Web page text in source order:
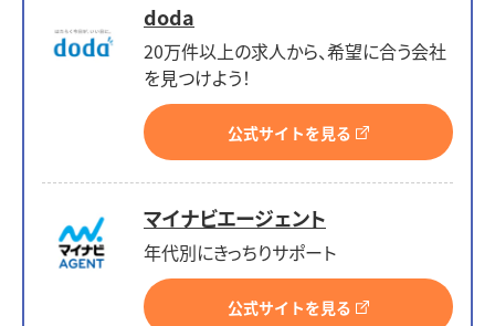
doda
20万件以上の求人から、希望に合う会社
を見つけよう！
公式サイトを見る
マイナビエージェント
年代別にきっちりサポート
公式サイトを見る